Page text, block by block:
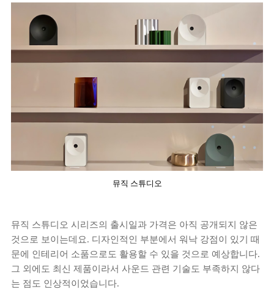
뮤직 스튜디오
뮤직 스튜디오 시리즈의 출시일과 가격은 아직 공개되지 않은
것으로 보이는데요. 디자인적인 부분에서 워낙 강점이 있기 때
문에 인테리어 소품으로도 활용할 수 있을 것으로 예상합니다.
그 외에도 최신 제품이라서 사운드 관련 기술도 부족하지 않다
는 점도 인상적이었습니다.